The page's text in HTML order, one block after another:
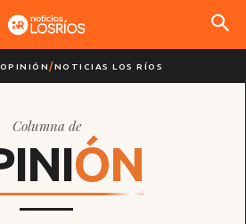
/NOTICIAS LOS RÍOS
Columna de
INIÓN